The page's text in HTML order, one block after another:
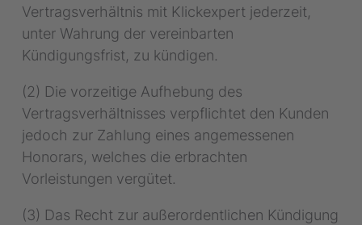
Vertragsverhältnis mit Klickexpert jederzeit,
unter Wahrung der vereinbarten
Kündigungsfrist, zu kündigen.
(2) Die vorzeitige Aufhebung des
Vertragsverhältnisses verpflichtet den Kunden
jedoch zur Zahlung eines angemessenen
Honorars, welches die erbrachten
Vorleistungen vergütet.
(3) Das Recht zur außerordentlichen Kündigung
17 18 19 20 21 22
24 25 26 27
31
Zeitzone
Europe/Berlin